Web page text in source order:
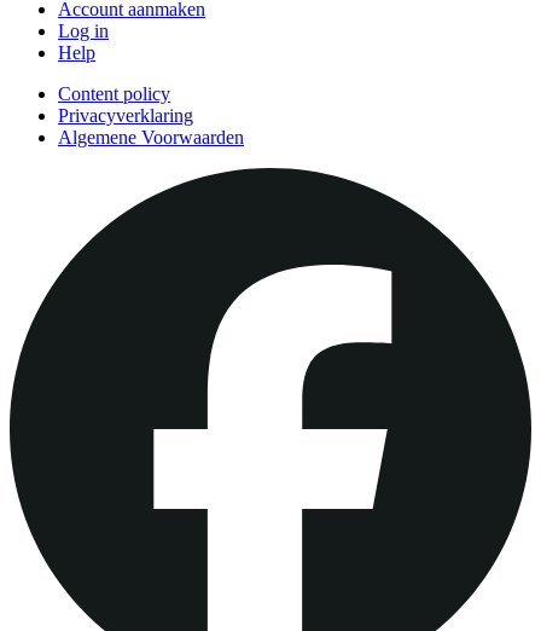
Account aanmaken
Log in
Help
Content policy
Privacyverklaring
Algemene Voorwaarden